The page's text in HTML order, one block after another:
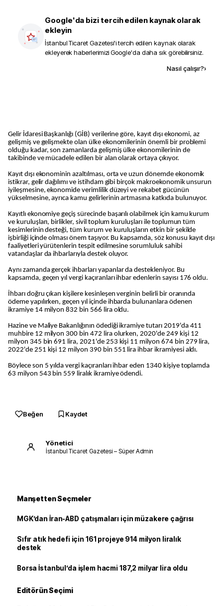
Google'da bizi tercih edilen kaynak olarak
ekleyin
İstanbul Ticaret Gazetesi'i tercih edilen kaynak olarak
ekleyerek haberlerimizi Google'da daha sık görebilirsiniz.
Nasıl çalışır?›
Gelir İdaresi Başkanlığı (GİB) verilerine göre, kayıt dışı ekonomi, az
gelişmiş ve gelişmekte olan ülke ekonomilerinin önemli bir problemi
olduğu kadar, son zamanlarda gelişmiş ülke ekonomilerinin de
takibinde ve mücadele edilen bir alan olarak ortaya çıkıyor.
Kayıt dışı ekonominin azaltılması, orta ve uzun dönemde ekonomik
istikrar, gelir dağılımı ve istihdam gibi birçok makroekonomik unsurun
iyileşmesine, ekonomide verimlilik düzeyi ve rekabet gücünün
yükselmesine, ayrıca kamu gelirlerinin artmasına katkıda bulunuyor.
Kayıtlı ekonomiye geçiş sürecinde başarılı olabilmek için kamu kurum
ve kuruluşları, birlikler, sivil toplum kuruluşları ile toplumun tüm
kesimlerinin desteği, tüm kurum ve kuruluşların etkin bir şekilde
işbirliği içinde olması önem taşıyor. Bu kapsamda, söz konusu kayıt dışı
faaliyetleri yürütenlerin tespit edilmesine sorumluluk sahibi
vatandaşlar da ihbarlarıyla destek oluyor.
Aynı zamanda gerçek ihbarları yapanlar da destekleniyor. Bu
kapsamda, geçen yıl vergi kaçıranları ihbar edenlerin sayısı 176 oldu.
İhbarı doğru çıkan kişilere kesinleşen verginin belirli bir oranında
ödeme yapılırken, geçen yıl içinde ihbarda bulunanlara ödenen
ikramiye 14 milyon 832 bin 566 lira oldu.
Hazine ve Maliye Bakanlığının ödediği ikramiye tutarı 2019'da 411
muhbire 12 milyon 300 bin 472 lira olurken, 2020'de 249 kişi 12
milyon 345 bin 691 lira, 2021'de 253 kişi 11 milyon 674 bin 279 lira,
2022'de 251 kişi 12 milyon 390 bin 551 lira ihbar ikramiyesi aldı.
Böylece son 5 yılda vergi kaçıranları ihbar eden 1340 kişiye toplamda
63 milyon 543 bin 559 liralık ikramiye ödendi.
Beğen Kaydet
Yönetici
İstanbul Ticaret Gazetesi – Süper Admin
Manşetten Seçmeler
MGK’dan İran-ABD çatışmaları için müzakere çağrısı
Sıfır atık hedefi için 161 projeye 914 milyon liralık
destek
Borsa İstanbul’da işlem hacmi 187,2 milyar lira oldu
Editörün Seçimi